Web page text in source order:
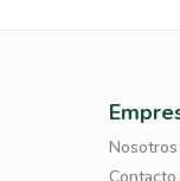
Nosotros